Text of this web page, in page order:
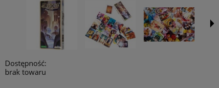
Dostępność:
brak towaru